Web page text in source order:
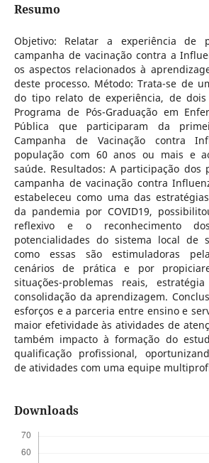
Resumo
Objetivo: Relatar a experiência de
campanha de vacinação contra a
os aspectos relacionados à
deste processo. Método: Trata-se de
do tipo relato de experiência, de
Programa de Pós-Graduação em
Pública que participaram da
Campanha de Vacinação contra
população com 60 anos ou mais e
saúde. Resultados: A participação dos
campanha de vacinação contra
estabeleceu como uma das
da pandemia por COVID19,
reflexivo e o reconhecimento
potencialidades do sistema local de
como essas são estimuladoras
cenários de prática e por
situações-problemas reais,
consolidação da aprendizagem.
esforços e a parceria entre ensino e
maior efetividade às atividades de
também impacto à formação do
qualificação profissional,
de atividades com uma equipe
Downloads